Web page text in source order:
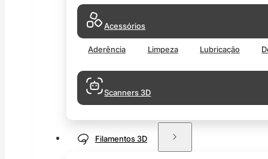
Acessórios
Aderência Limpeza Lubricação
Scanners 3D
Filamentos 3D